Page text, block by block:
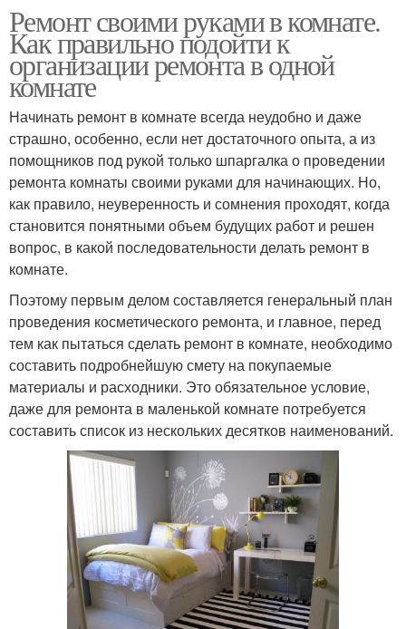
Ремонт своими руками в комнате.
Как правильно подойти к
организации ремонта в одной
комнате
Начинать ремонт в комнате всегда неудобно и даже
страшно, особенно, если нет достаточного опыта, а из
помощников под рукой только шпаргалка о проведении
ремонта комнаты своими руками для начинающих. Но,
как правило, неуверенность и сомнения проходят, когда
становится понятными объем будущих работ и решен
вопрос, в какой последовательности делать ремонт в
комнате.
Поэтому первым делом составляется генеральный план
проведения косметического ремонта, и главное, перед
тем как пытаться сделать ремонт в комнате, необходимо
составить подробнейшую смету на покупаемые
материалы и расходники. Это обязательное условие,
даже для ремонта в маленькой комнате потребуется
составить список из нескольких десятков наименований.